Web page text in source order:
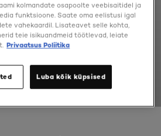
kolmandate osapoolte veebisaitidel ja
funktsioone. Saate oma eelistusi igal
vahekaardil. Lisateavet selle kohta,
teie isikuandmeid töötlevad, leiate
Privaatsus Poliitika
Luba kõik küpsised